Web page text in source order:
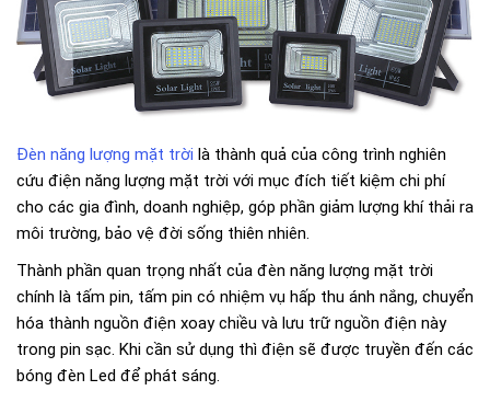
Đèn năng lượng mặt trời là thành quả của công trình nghiên
cứu điện năng lượng mặt trời với mục đích tiết kiệm chi phí
cho các gia đình, doanh nghiệp, góp phần giảm lượng khí thải ra
môi trường, bảo vệ đời sống thiên nhiên.
Thành phần quan trọng nhất của đèn năng lượng mặt trời
chính là tấm pin, tấm pin có nhiệm vụ hấp thu ánh nắng, chuyển
hóa thành nguồn điện xoay chiều và lưu trữ nguồn điện này
trong pin sạc. Khi cần sử dụng thì điện sẽ được truyền đến các
bóng đèn Led để phát sáng.